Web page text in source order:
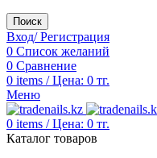
Поиск
Вход/ Регистрация
0 Список желаний
0 Сравнение
0 items / Цена: 0 тг.
Меню
0 items / Цена: 0 тг.
Каталог товаров